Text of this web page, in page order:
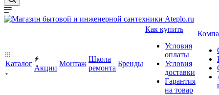
Каталог
Акции
Монтаж
Школа
ремонта
Бренды
Как купить
Условия
оплаты
Условия
доставки
Гарантия
на товар